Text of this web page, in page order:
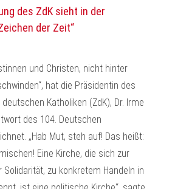
des ZdK sieht in der
der Zeit“
und Christen, nicht hinter
hat die Präsidentin des
Katholiken (ZdK), Dr. Irme
des 104. Deutschen
„Hab Mut, steh auf! Das heißt:
Eine Kirche, die sich zur
Solidarität, zu konkretem Handeln in